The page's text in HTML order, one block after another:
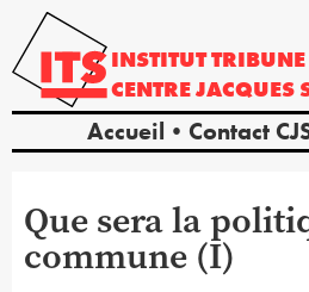
INSTITUTTRIBUNE
CENTREJACQUES
Accueil Contact
Que sera la
commune (I)